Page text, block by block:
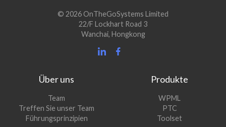
© 2026 OnTheGoSystems Limited
22/F Lockhart Road 3
Wanchai, Hongkong
Über uns
Team
Treffen Sie unser Team
Führungsprinzipien
Produkte
WPML
in
PTC(öffnet
sich
Toolset(öffnet